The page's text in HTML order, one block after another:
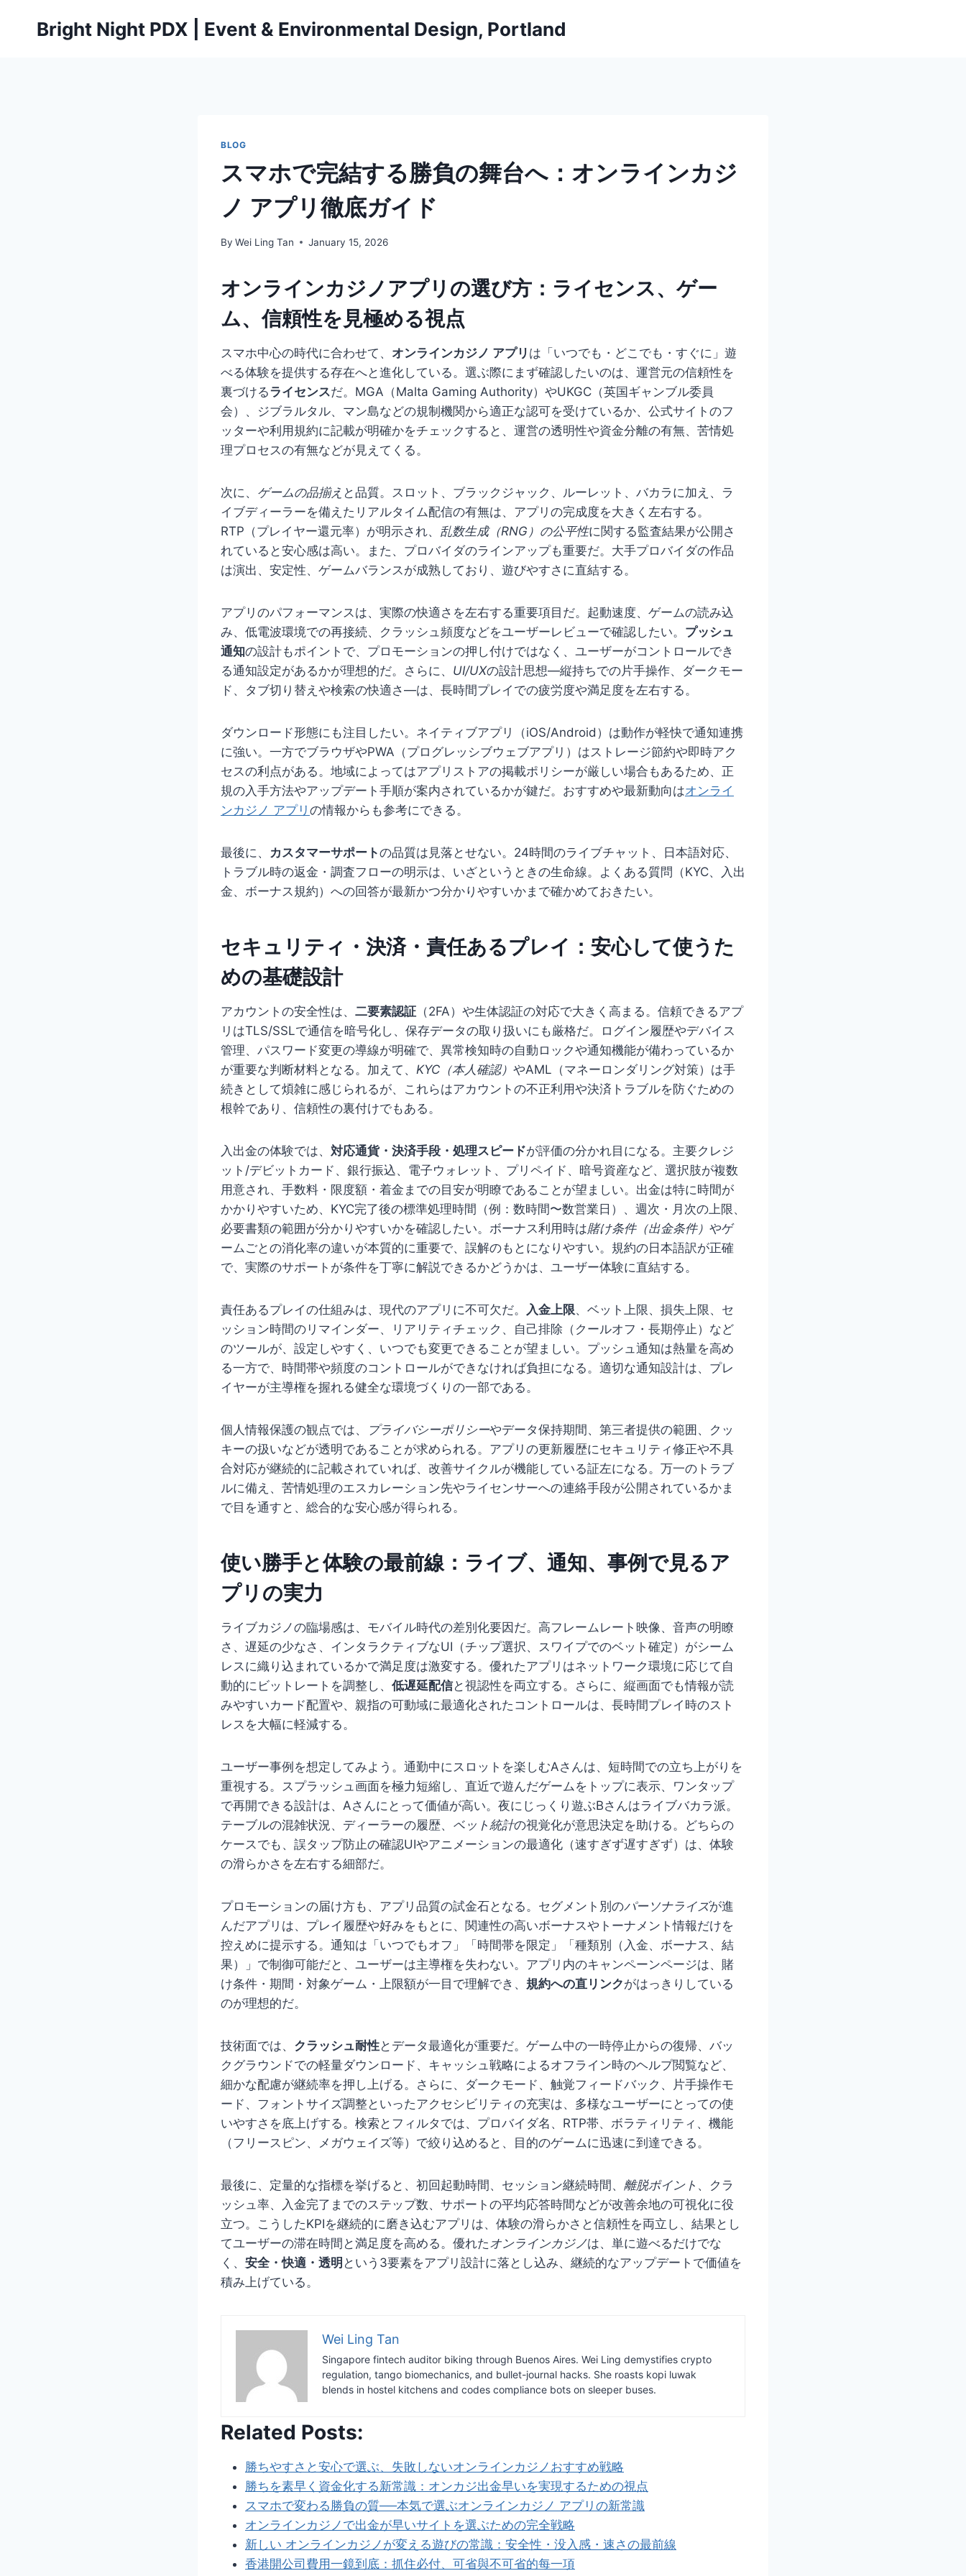
Bright Night PDX | Event & Environmental Design, Portland
BLOG
スマホで完結する勝負の舞台へ：オンラインカジ
ノ アプリ徹底ガイド
By Wei Ling Tan January 15, 2026
オンラインカジノアプリの選び方：ライセンス、ゲー
ム、信頼性を見極める視点
スマホ中心の時代に合わせて、 オンラインカジノ アプリ は「いつでも・どこでも・すぐに」遊
べる体験を提供する存在へと進化している。選ぶ際にまず確認したいのは、運営元の信頼性を
裏づけるライセンスだ。MGA（Malta Gaming Authority）やUKGC（英国ギャンブル委員
会）、ジブラルタル、マン島などの規制機関から適正な認可を受けているか、公式サイトのフ
ッターや利用規約に記載が明確かをチェックすると、運営の透明性や資金分離の有無、苦情処
理プロセスの有無などが見えてくる。
次に、 ゲームの品揃え と品質。スロット、ブラックジャック、ルーレット、バカラに加え、ラ
イブディーラーを備えたリアルタイム配信の有無は、アプリの完成度を大きく左右する。
RTP（プレイヤー還元率）が明示され、 乱数生成（RNG）の公平性に関する監査結果が公開さ
れていると安心感は高い。また、プロバイダのラインアップも重要だ。大手プロバイダの作品
は演出、安定性、ゲームバランスが成熟しており、遊びやすさに直結する。
アプリのパフォーマンスは、実際の快適さを左右する重要項目だ。起動速度、ゲームの読み込
み、低電波環境での再接続、クラッシュ頻度などをユーザーレビューで確認したい。 プッシュ
通知の設計もポイントで、プロモーションの押し付けではなく、ユーザーがコントロールでき
る通知設定があるかが理想的だ。さらに、 UI/UXの設計思想—縦持ちでの片手操作、ダークモー
ド、タブ切り替えや検索の快適さ—は、長時間プレイでの疲労度や満足度を左右する。
ダウンロード形態にも注目したい。ネイティブアプリ（iOS/Android）は動作が軽快で通知連携
に強い。一方でブラウザやPWA（プログレッシブウェブアプリ）はストレージ節約や即時アク
セスの利点がある。地域によってはアプリストアの掲載ポリシーが厳しい場合もあるため、正
規の入手方法やアップデート手順が案内されているかが鍵だ。おすすめや最新動向はオンライ
ンカジノ アプリ の情報からも参考にできる。
最後に、 カスタマーサポートの品質は見落とせない。24時間のライブチャット、日本語対応、
トラブル時の返金・調査フローの明示は、いざというときの生命線。よくある質問（KYC、入出
金、ボーナス規約）への回答が最新かつ分かりやすいかまで確かめておきたい。
セキュリティ・決済・責任あるプレイ：安心して使うた
めの基礎設計
アカウントの安全性は、 二要素認証 （2FA）や生体認証の対応で大きく高まる。信頼できるアプ
リはTLS/SSLで通信を暗号化し、保存データの取り扱いにも厳格だ。ログイン履歴やデバイス
管理、パスワード変更の導線が明確で、異常検知時の自動ロックや通知機能が備わっているか
が重要な判断材料となる。加えて、 KYC（本人確認） やAML（マネーロンダリング対策）は手
続きとして煩雑に感じられるが、これらはアカウントの不正利用や決済トラブルを防ぐための
根幹であり、信頼性の裏付けでもある。
入出金の体験では、 対応通貨・決済手段・処理スピードが評価の分かれ目になる。主要クレジ
ット/デビットカード、銀行振込、電子ウォレット、プリペイド、暗号資産など、選択肢が複数
用意され、手数料・限度額・着金までの目安が明瞭であることが望ましい。出金は特に時間が
かかりやすいため、KYC完了後の標準処理時間（例：数時間〜数営業日）、週次・月次の上限、
必要書類の範囲が分かりやすいかを確認したい。ボーナス利用時は賭け条件（出金条件） やゲ
ームごとの消化率の違いが本質的に重要で、誤解のもとになりやすい。規約の日本語訳が正確
で、実際のサポートが条件を丁寧に解説できるかどうかは、ユーザー体験に直結する。
責任あるプレイの仕組みは、現代のアプリに不可欠だ。 入金上限、ベット上限、損失上限、セ
ッション時間のリマインダー、リアリティチェック、自己排除（クールオフ・長期停止）など
のツールが、設定しやすく、いつでも変更できることが望ましい。プッシュ通知は熱量を高め
る一方で、時間帯や頻度のコントロールができなければ負担になる。適切な通知設計は、プレ
イヤーが主導権を握れる健全な環境づくりの一部である。
個人情報保護の観点では、 プライバシーポリシーやデータ保持期間、第三者提供の範囲、クッ
キーの扱いなどが透明であることが求められる。アプリの更新履歴にセキュリティ修正や不具
合対応が継続的に記載されていれば、改善サイクルが機能している証左になる。万一のトラブ
ルに備え、苦情処理のエスカレーション先やライセンサーへの連絡手段が公開されているかま
で目を通すと、総合的な安心感が得られる。
使い勝手と体験の最前線：ライブ、通知、事例で見るア
プリの実力
ライブカジノの臨場感は、モバイル時代の差別化要因だ。高フレームレート映像、音声の明瞭
さ、遅延の少なさ、インタラクティブなUI（チップ選択、スワイプでのベット確定）がシーム
レスに織り込まれているかで満足度は激変する。優れたアプリはネットワーク環境に応じて自
動的にビットレートを調整し、 低遅延配信と視認性を両立する。さらに、縦画面でも情報が読
みやすいカード配置や、親指の可動域に最適化されたコントロールは、長時間プレイ時のスト
レスを大幅に軽減する。
ユーザー事例を想定してみよう。通勤中にスロットを楽しむAさんは、短時間での立ち上がりを
重視する。スプラッシュ画面を極力短縮し、直近で遊んだゲームをトップに表示、ワンタップ
で再開できる設計は、Aさんにとって価値が高い。夜にじっくり遊ぶBさんはライブバカラ派。
テーブルの混雑状況、ディーラーの履歴、 ベット統計の視覚化が意思決定を助ける。どちらの
ケースでも、誤タップ防止の確認UIやアニメーションの最適化（速すぎず遅すぎず）は、体験
の滑らかさを左右する細部だ。
プロモーションの届け方も、アプリ品質の試金石となる。セグメント別のパーソナライズが進
んだアプリは、プレイ履歴や好みをもとに、関連性の高いボーナスやトーナメント情報だけを
控えめに提示する。通知は「いつでもオフ」「時間帯を限定」「種類別（入金、ボーナス、結
果）」で制御可能だと、ユーザーは主導権を失わない。アプリ内のキャンペーンページは、賭
け条件・期間・対象ゲーム・上限額が一目で理解でき、 規約への直リンクがはっきりしている
のが理想的だ。
技術面では、 クラッシュ耐性とデータ最適化が重要だ。ゲーム中の一時停止からの復帰、バッ
クグラウンドでの軽量ダウンロード、キャッシュ戦略によるオフライン時のヘルプ閲覧など、
細かな配慮が継続率を押し上げる。さらに、ダークモード、触覚フィードバック、片手操作モ
ード、フォントサイズ調整といったアクセシビリティの充実は、多様なユーザーにとっての使
いやすさを底上げする。検索とフィルタでは、プロバイダ名、RTP帯、ボラティリティ、機能
（フリースピン、メガウェイズ等）で絞り込めると、目的のゲームに迅速に到達できる。
最後に、定量的な指標を挙げると、初回起動時間、セッション継続時間、 離脱ポイント 、クラ
ッシュ率、入金完了までのステップ数、サポートの平均応答時間などが改善余地の可視化に役
立つ。こうしたKPIを継続的に磨き込むアプリは、体験の滑らかさと信頼性を両立し、結果とし
てユーザーの滞在時間と満足度を高める。優れたオンラインカジノは、単に遊べるだけでな
く、 安全・快適・透明 という3要素をアプリ設計に落とし込み、継続的なアップデートで価値を
積み上げている。
Wei Ling Tan
Singapore fintech auditor biking through Buenos Aires. Wei Ling demystifies crypto
regulation, tango biomechanics, and bullet-journal hacks. She roasts kopi luwak
blends in hostel kitchens and codes compliance bots on sleeper buses.
Related Posts:
勝ちやすさと安心で選ぶ、失敗しないオンラインカジノおすすめ戦略
勝ちを素早く資金化する新常識：オンカジ出金早いを実現するための視点
スマホで変わる勝負の質──本気で選ぶオンラインカジノ アプリの新常識
オンラインカジノで出金が早いサイトを選ぶための完全戦略
新しい オンラインカジノが変える遊びの常識：安全性・没入感・速さの最前線
香港開公司費用一鏡到底：抓住必付、可省與不可省的每一項